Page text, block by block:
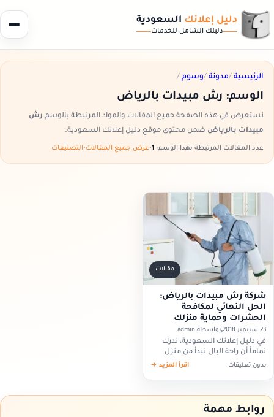
دليل إعلانك السعودية
دليلك الشامل للخدمات
الرئيسية /مدونة /وسوم /
الوسم: رش مبيدات بالرياض
نستعرض في هذه الصفحة جميع المقالات والمواد المرتبطة بالوسم رش
مبيدات بالرياض ضمن محتوى موقع دليل إعلانك السعودية.
عدد المقالات المرتبطة بهذا الوسم: •عرض جميع المقالات•التصنيفات
مقالات
شركة رش مبيدات بالرياض:
الحل النهائي لمكافحة
الحشرات وحماية منزلك
23 سبتمبر 2018 بواسطة admin
في دليل إعلانك السعودية، ندرك
تماماً أن راحة البال تبدأ من منزل
نظيف وخالٍ من الآفات. تعتبر شركة
بدون تعليقات اقرأ المزيد →
روابط مهمة